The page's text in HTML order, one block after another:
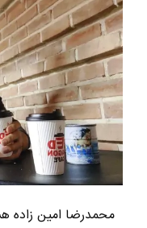
محمدرضا امين زاده